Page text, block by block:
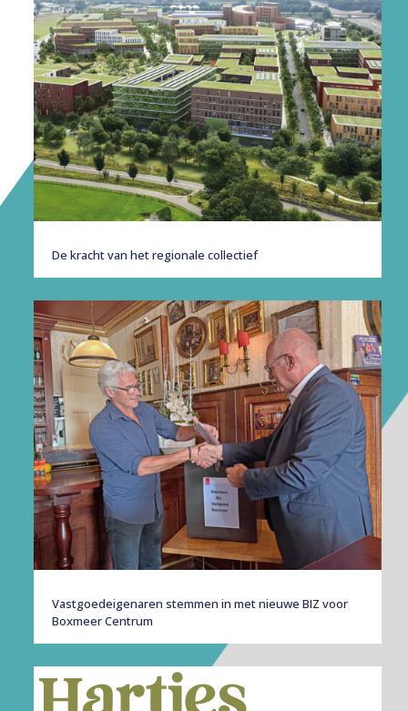
De kracht van het regionale collectief
Vastgoedeigenaren stemmen in met nieuwe BIZ voor
Boxmeer Centrum